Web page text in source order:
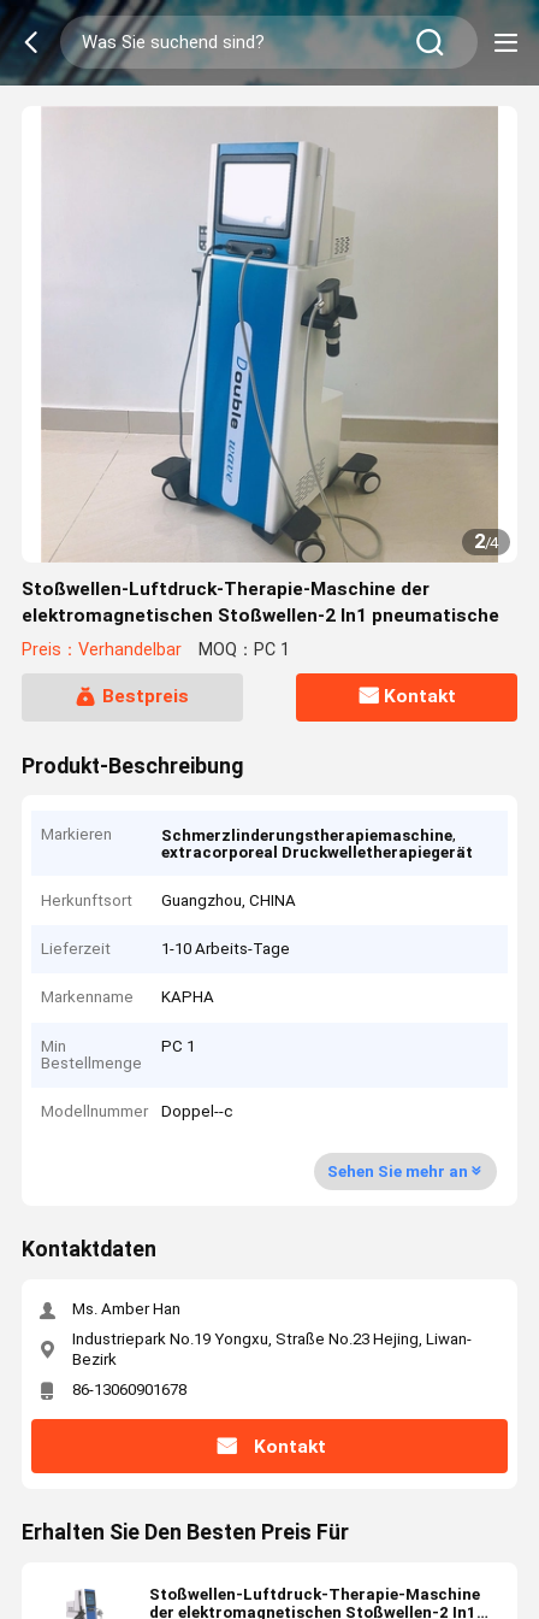
2/4
Stoßwellen-Luftdruck-Therapie-Maschine der
elektromagnetischen Stoßwellen-2 In1 pneumatische
Preis：Verhandelbar MOQ：PC 1
Bestpreis Kontakt
Produkt-Beschreibung
Markieren Schmerzlinderungstherapiemaschine,
extracorporeal Druckwelletherapiegerät
Herkunftsort Guangzhou, CHINA
Lieferzeit 1-10 Arbeits-Tage
Markenname KAPHA
Min
Bestellmenge
PC 1
Modellnummer Doppel--c
Sehen Sie mehr an
Kontaktdaten
Ms. Amber Han
Industriepark No.19 Yongxu, Straße No.23 Hejing, Liwan-
Bezirk
86-13060901678
Kontakt
Erhalten Sie Den Besten Preis Für
Stoßwellen-Luftdruck-Therapie-Maschine
der elektromagnetischen Stoßwellen-2 In1